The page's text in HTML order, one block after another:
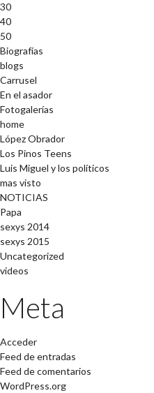
30
40
50
Biografías
blogs
Carrusel
En el asador
Fotogalerías
home
López Obrador
Los Pinos Teens
Luis Miguel y los políticos
mas visto
NOTICIAS
Papa
sexys 2014
sexys 2015
Uncategorized
videos
Meta
Acceder
Feed de entradas
Feed de comentarios
WordPress.org